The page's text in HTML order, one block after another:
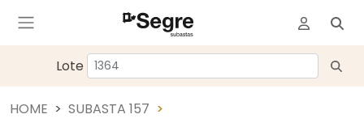
Lote
HOME SUBASTA 157